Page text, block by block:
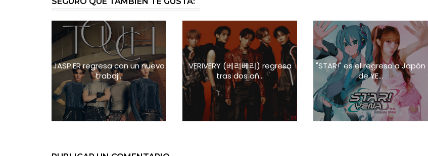
JASP.ER regresa con un nuevo
trabaj...
VERIVERY (베리베리) regresa
tras dos añ...
"STAR!" es el regreso a Japón
de YE...